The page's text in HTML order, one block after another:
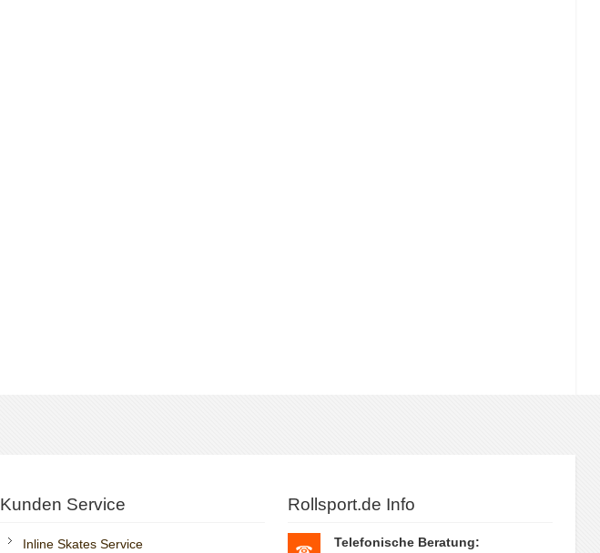
Kunden Service
Inline Skates Service
Rollsport.de Info
Telefonische Beratung: